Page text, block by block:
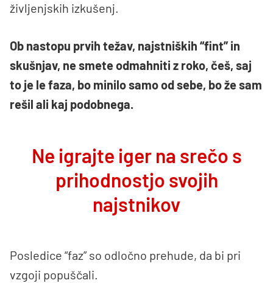
življenjskih izkušenj.
Ob nastopu prvih težav, najstniških “fint” in
skušnjav, ne smete odmahniti z roko, češ, saj
to je le faza, bo minilo samo od sebe, bo že sam
rešil ali kaj podobnega.
Ne igrajte iger na srečo s
prihodnostjo svojih
najstnikov
Posledice “faz” so odločno prehude, da bi pri
vzgoji popuščali.